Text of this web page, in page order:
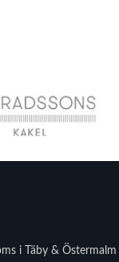
i Täby & Östermalm